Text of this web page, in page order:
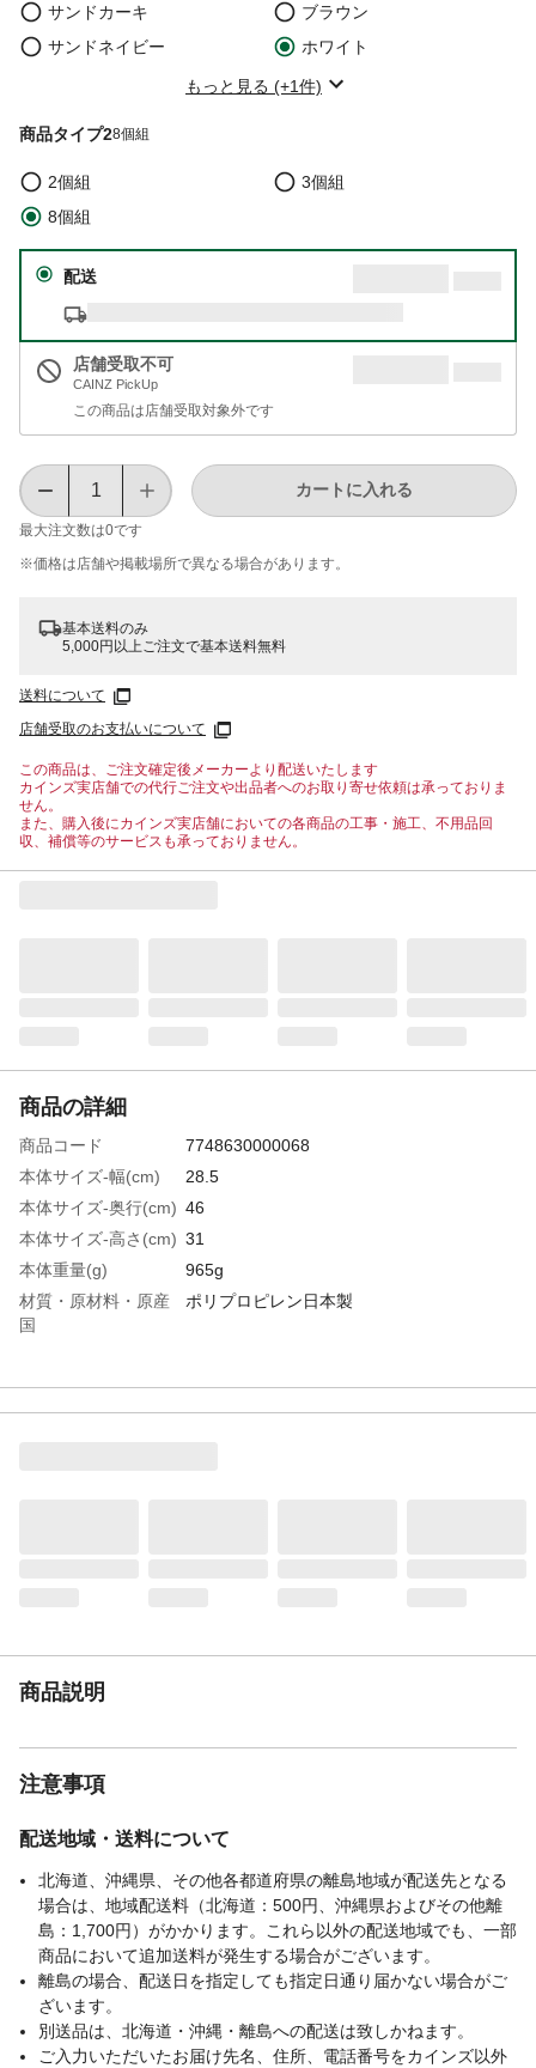
サンドカーキ
ブラウン
サンドネイビー
ホワイト
もっと見る (+1件)
商品タイプ28個組
2個組
3個組
8個組
配送
店舗受取不可
CAINZ PickUp
この商品は店舗受取対象外です
最大注文数は0です
カートに入れる
※価格は​店舗や​掲載場所で​異なる​場合が​あります。
基本送料のみ
5,000円以上ご注文で基本送料無料
送料について
店舗受取のお支払いについて
この商品は、ご注文確定後メーカーより配送いたします
カインズ実店舗での代行ご注文や出品者へのお取り寄せ依頼は承っておりま
せん。
また、購入後にカインズ実店舗においての各商品の工事・施工、不用品回
収、補償等のサービスも承っておりません。
商品の詳細
商品コード
7748630000068
本体サイズ-幅(cm)
28.5
本体サイズ-奥行(cm) 46
本体サイズ-高さ(cm) 31
本体重量(g)
965g
材質・原材料・原産
国
ポリプロピレン日本製
商品説明
注意事項
配送地域・送料について
北海道、沖縄県、その他各都道府県の離島地域が配送先となる
場合は、地域配送料（北海道：500円、沖縄県およびその他離
島：1,700円）がかかります。これら以外の配送地域でも、一部
商品において追加送料が発生する場合がございます。
離島の場合、配送日を指定しても指定日通り届かない場合がご
ざいます。
別送品は、北海道・沖縄・離島への配送は致しかねます。
ご入力いただいたお届け先名、住所、電話番号をカインズ以外